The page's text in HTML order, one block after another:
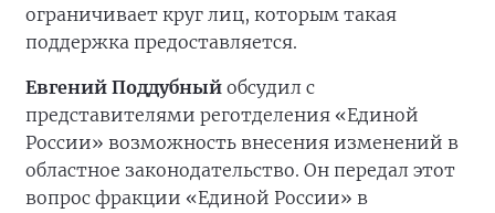
ограничивает круг лиц, которым такая
поддержка предоставляется.
Евгений Поддубный обсудил с
представителями реготделения «Единой
России» возможность внесения изменений в
областное законодательство. Он передал этот
вопрос фракции «Единой России» в